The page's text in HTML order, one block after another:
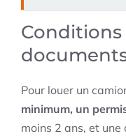
Pour louer un
minimum, un
moins 2 ans, et